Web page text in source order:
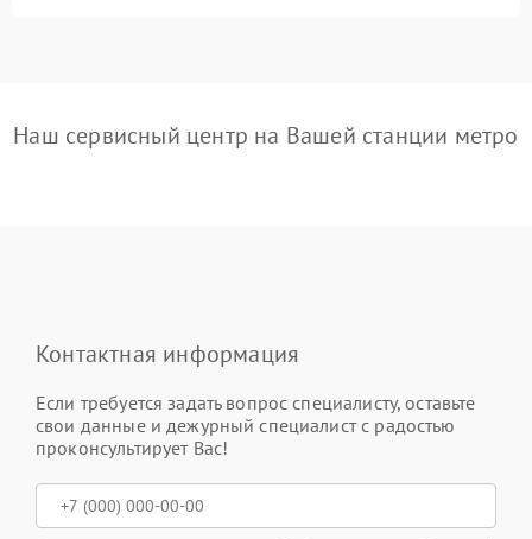
Наш сервисный центр на Вашей станции метро
Контактная информация
Если требуется задать вопрос специалисту, оставьте
свои данные и дежурный специалист с радостью
проконсультирует Вас!